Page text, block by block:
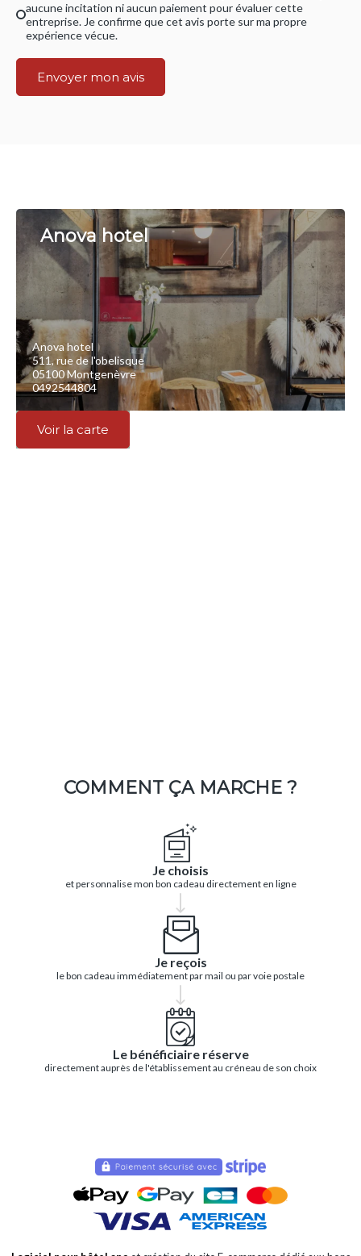
aucune incitation ni aucun paiement pour évaluer cette
entreprise. Je confirme que cet avis porte sur ma propre
expérience vécue.
Envoyer mon avis
Anova hotel
Anova hotel
511, rue de l'obelisque
05100 Montgenèvre
0492544804
Voir la carte
COMMENT ÇA MARCHE ?
Je choisis
et personnalise mon bon cadeau directement en ligne
Je reçois
le bon cadeau immédiatement par mail ou par voie postale
Le bénéficiaire réserve
directement auprès de l'établissement au créneau de son choix